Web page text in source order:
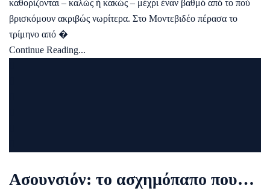
καθορίζονται – καλώς ή κακώς – μέχρι έναν βαθμό από το πού
βρισκόμουν ακριβώς νωρίτερα. Στο Μοντεβιδέο πέρασα το
τρίμηνο από �
Continue Reading...
Ασουνσιόν: το ασχημόπαπο που…